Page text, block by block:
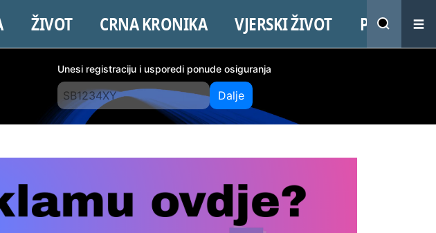
ŽIVOT CRNA KRONIKA VJERSKI ŽIVOT PROMO
Unesi registraciju i usporedi ponude osiguranja
Dalje